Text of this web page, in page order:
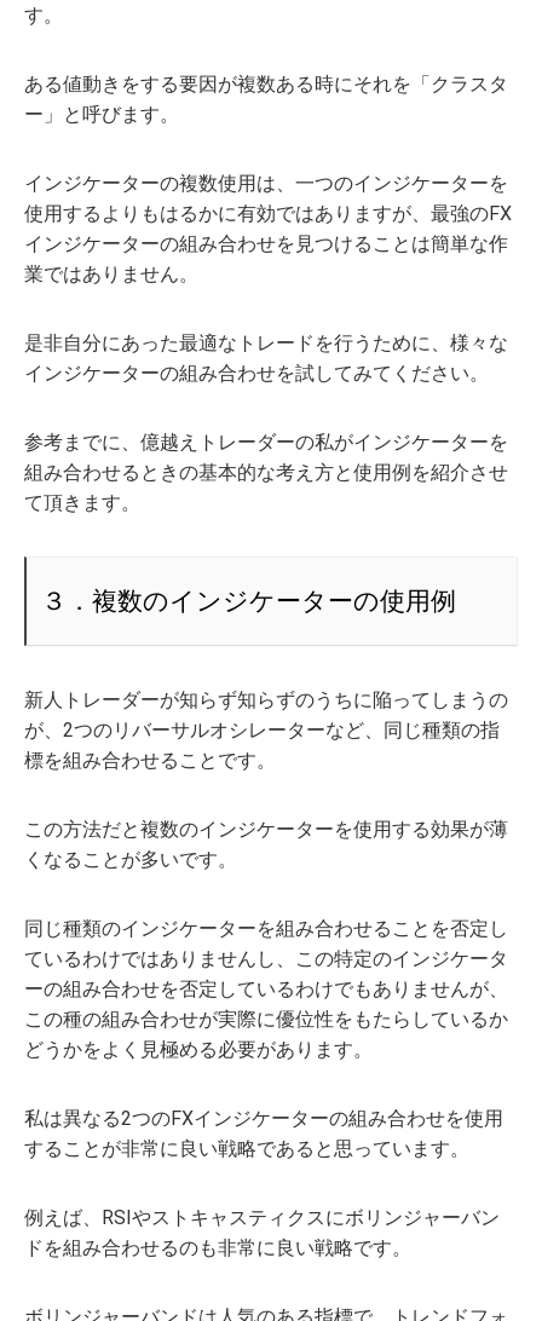
す。
ある値動きをする要因が複数ある時にそれを「クラスタ
ー」と呼びます。
インジケーターの複数使用は、一つのインジケーターを
使用するよりもはるかに有効ではありますが、最強のFX
インジケーターの組み合わせを見つけることは簡単な作
業ではありません。
是非自分にあった最適なトレードを行うために、様々な
インジケーターの組み合わせを試してみてください。
参考までに、億越えトレーダーの私がインジケーターを
組み合わせるときの基本的な考え方と使用例を紹介させ
て頂きます。
３．複数のインジケーターの使用例
新人トレーダーが知らず知らずのうちに陥ってしまうの
が、2つのリバーサルオシレーターなど、同じ種類の指
標を組み合わせることです。
この方法だと複数のインジケーターを使用する効果が薄
くなることが多いです。
同じ種類のインジケーターを組み合わせることを否定し
ているわけではありませんし、この特定のインジケータ
ーの組み合わせを否定しているわけでもありませんが、
この種の組み合わせが実際に優位性をもたらしているか
どうかをよく見極める必要があります。
私は異なる2つのFXインジケーターの組み合わせを使用
することが非常に良い戦略であると思っています。
例えば、RSIやストキャスティクスにボリンジャーバン
ドを組み合わせるのも非常に良い戦略です。
ボリンジャーバンドは人気のある指標で、トレンドフォ